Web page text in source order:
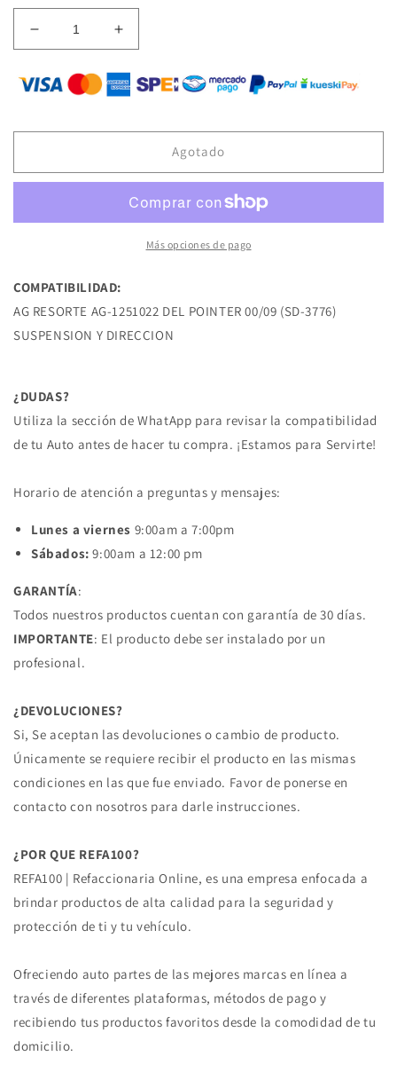
Reducir
cantidad
para
AG-
RESORTE
DEL
00/09
Aumentar
cantidad
para
AG-
RESORTE
DEL
POINTER
00/09
VOLKSWAGEN
Agotado
Más opciones de pago
COMPATIBILIDAD:
AG RESORTE AG-1251022 DEL POINTER 00/09 (SD-3776)
SUSPENSION Y DIRECCION
¿DUDAS?
Utiliza la sección de WhatApp para revisar la compatibilidad
de tu Auto antes de hacer tu compra. ¡Estamos para Servirte!
Horario de atención a preguntas y mensajes:
Lunes a viernes 9:00am a 7:00pm
Sábados: 9:00am a 12:00 pm
GARANTÍA:
Todos nuestros productos cuentan con garantía de 30 días.
IMPORTANTE: El producto debe ser instalado por un
profesional.
¿DEVOLUCIONES?
Si, Se aceptan las devoluciones o cambio de producto.
Únicamente se requiere recibir el producto en las mismas
condiciones en las que fue enviado. Favor de ponerse en
contacto con nosotros para darle instrucciones.
¿POR QUE REFA100?
REFA100 | Refaccionaria Online, es una empresa enfocada a
brindar productos de alta calidad para la seguridad y
protección de ti y tu vehículo.
Ofreciendo auto partes de las mejores marcas en línea a
través de diferentes plataformas, métodos de pago y
recibiendo tus productos favoritos desde la comodidad de tu
domicilio.